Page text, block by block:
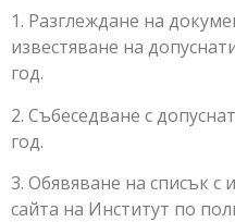
1. Разглеждане на
известяване на
год.
2. Събеседване с
год.
3. Обявяване на списък с
сайта на Институт по